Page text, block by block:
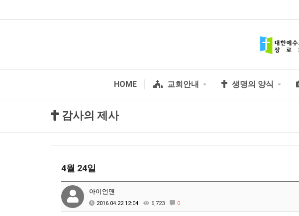
HOME 교회안내 생명의 양식
감사의 제사
4월 24일
아이언맨
2016.04.22 12:04 6,723 0